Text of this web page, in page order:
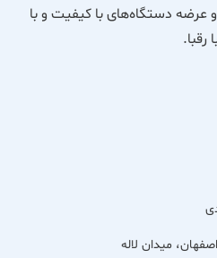
عرضه دستگاه‌های با کیفیت و با
میدان لاله